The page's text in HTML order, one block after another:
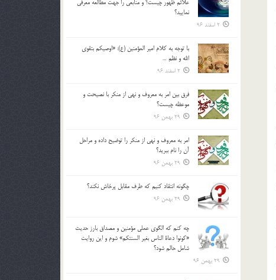
علائم ظهور چيست؟ و منابعي را جهت مطالعه معرفي
نماييد؟
2 اسفند 96
با توجه به كلام امير المؤمنين (ع): «اوصيكم بتقوي
الله و نظم …
2 اسفند 96
فرق بين امر به معروف و نهي از منكر با نصيحت و
موعظه چيست؟
29 بهمن 96
امر به معروف و نهي از منكر را توضيح داده و مراحل
آن را نام ببريد؟
29 بهمن 96
چگونه انتقاد كنيم كه طرف مقابل پرخاش نكند؟
29 بهمن 96
چه كنم كه الگوي عملي مؤمنين و مصداق بارز حديث
«كونوا دعاة الناس بغير السنتكم» شوم و اين روايت
شامل حالم شود؟
29 بهمن 96